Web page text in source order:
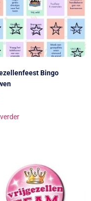
Bingo